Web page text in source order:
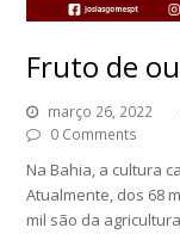
Fruto de
março 26, 2022
0 Comments
Na Bahia, a cultura
Atualmente, dos 68
mil são da